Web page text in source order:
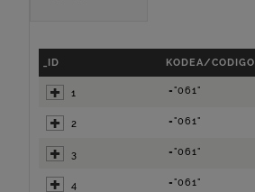
_ID KODEA/CODIGO
1 ="061"
2 ="061"
3 ="061"
4 ="061"